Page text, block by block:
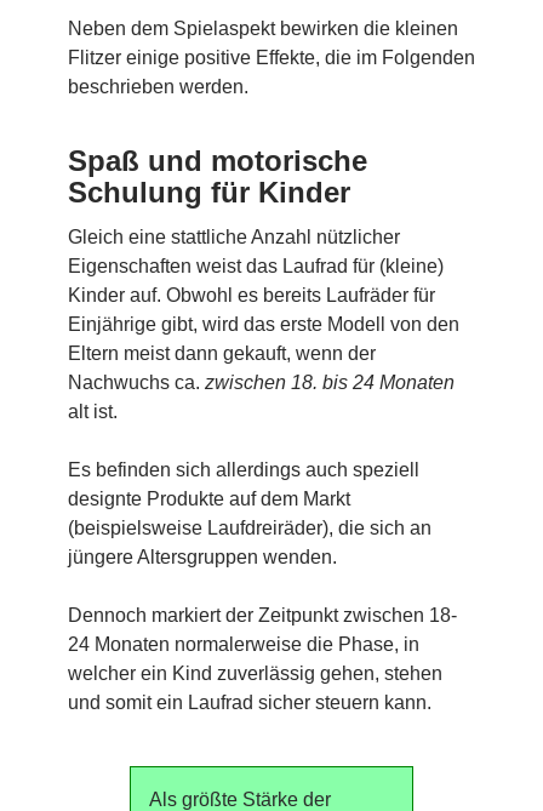
Neben dem Spielaspekt bewirken die kleinen
Flitzer einige positive Effekte, die im Folgenden
beschrieben werden.
Spaß und motorische
Schulung für Kinder
Gleich eine stattliche Anzahl nützlicher
Eigenschaften weist das Laufrad für (kleine)
Kinder auf. Obwohl es bereits Laufräder für
Einjährige gibt, wird das erste Modell von den
Eltern meist dann gekauft, wenn der
Nachwuchs ca. zwischen 18. bis 24 Monaten
alt ist.
Es befinden sich allerdings auch speziell
designte Produkte auf dem Markt
(beispielsweise Laufdreiräder), die sich an
jüngere Altersgruppen wenden.
Dennoch markiert der Zeitpunkt zwischen 18-
24 Monaten normalerweise die Phase, in
welcher ein Kind zuverlässig gehen, stehen
und somit ein Laufrad sicher steuern kann.
Als größte Stärke der